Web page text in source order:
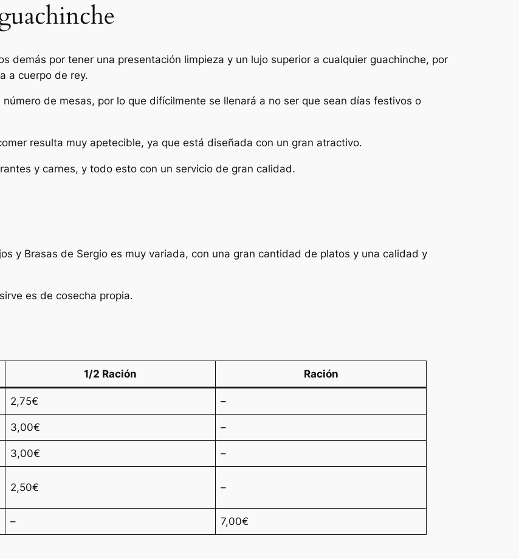
demás por tener una presentación limpieza y un lujo superior a cualquier guachinche, por
a cuerpo de rey.
de mesas, por lo que difícilmente se llenará a no ser que sean días festivos o
resulta muy apetecible, ya que está diseñada con un gran atractivo.
y carnes, y todo esto con un servicio de gran calidad.
y Brasas de Sergio es muy variada, con una gran cantidad de platos y una calidad y
es de cosecha propia.
1/2 Ración Ración
2,75€ –
3,00€ –
3,00€ –
2,50€ –
– 7,00€